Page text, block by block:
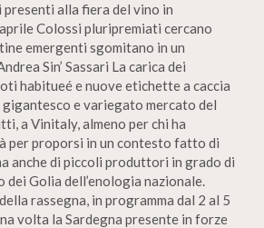
alla fiera del vino in
Colossi pluripremiati cercano
emergenti sgomitano in un
Sin’ Sassari La carica dei
habitueé e nuove etichette a caccia
e variegato mercato del
a Vinitaly, almeno per chi ha
per proporsi in un contesto fatto di
anche di piccoli produttori in grado di
Golia dell’enologia nazionale.
rassegna, in programma dal 2 al 5
volta la Sardegna presente in forze